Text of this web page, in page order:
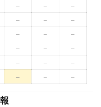
– –
–
– – –
– –
–
– – –
– –
–
– – –